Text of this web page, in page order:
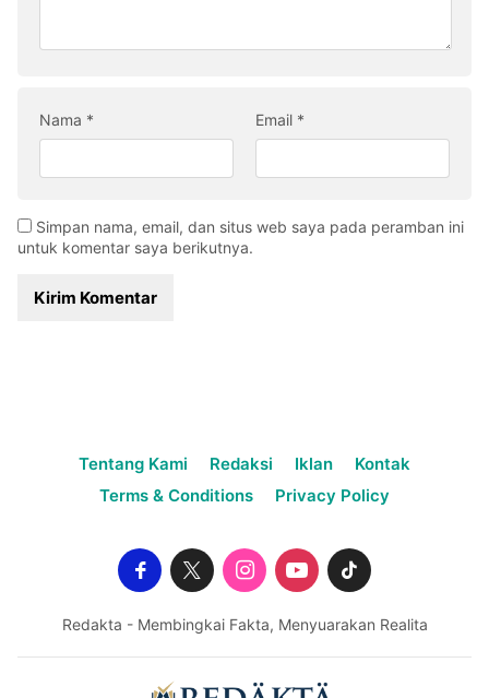
Nama * Email *
Simpan nama, email, dan situs web saya pada peramban ini
untuk komentar saya berikutnya.
Tentang Kami Redaksi Iklan
Kontak
Terms & Conditions
Privacy Policy
Redakta - Membingkai Fakta, Menyuarakan Realita